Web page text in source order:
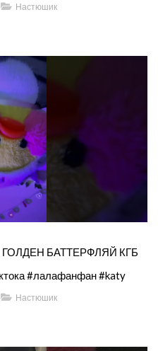
Настюшик
БАТТЕРФЛЯЙ КГБ
#лалафанфан #katy
Настюшик